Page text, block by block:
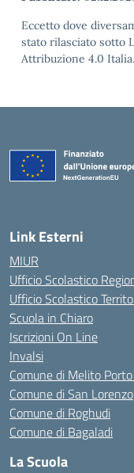
Eccetto dove
stato rilasciato sotto
Attribuzione 4.0 Italia.
Link Esterni
MIUR
Ufficio Scolastico
Ufficio Scolastico
Scuola in Chiaro
Iscrizioni On Line
Invalsi
Comune di Melito
Comune di San Lorenzo
Comune di Roghudi
Comune di Bagaladi
La Scuola